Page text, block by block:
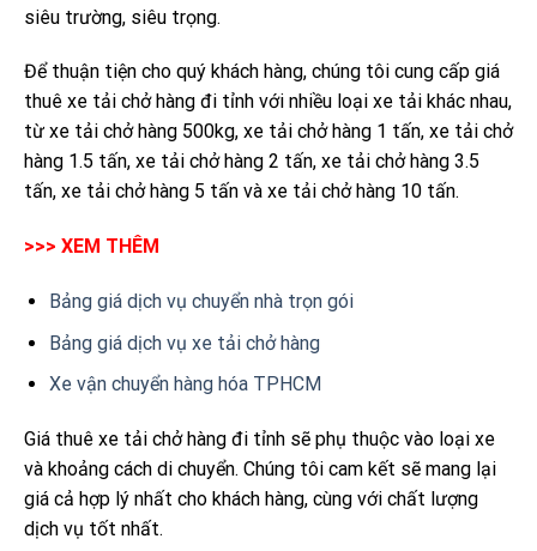
siêu trường, siêu trọng.
Để thuận tiện cho quý khách hàng, chúng tôi cung cấp giá
thuê xe tải chở hàng đi tỉnh với nhiều loại xe tải khác nhau,
từ xe tải chở hàng 500kg, xe tải chở hàng 1 tấn, xe tải chở
hàng 1.5 tấn, xe tải chở hàng 2 tấn, xe tải chở hàng 3.5
tấn, xe tải chở hàng 5 tấn và xe tải chở hàng 10 tấn.
>>> XEM THÊM
Bảng giá dịch vụ chuyển nhà trọn gói
Bảng giá dịch vụ xe tải chở hàng
Xe vận chuyển hàng hóa TPHCM
Giá thuê xe tải chở hàng đi tỉnh sẽ phụ thuộc vào loại xe
và khoảng cách di chuyển. Chúng tôi cam kết sẽ mang lại
giá cả hợp lý nhất cho khách hàng, cùng với chất lượng
dịch vụ tốt nhất.